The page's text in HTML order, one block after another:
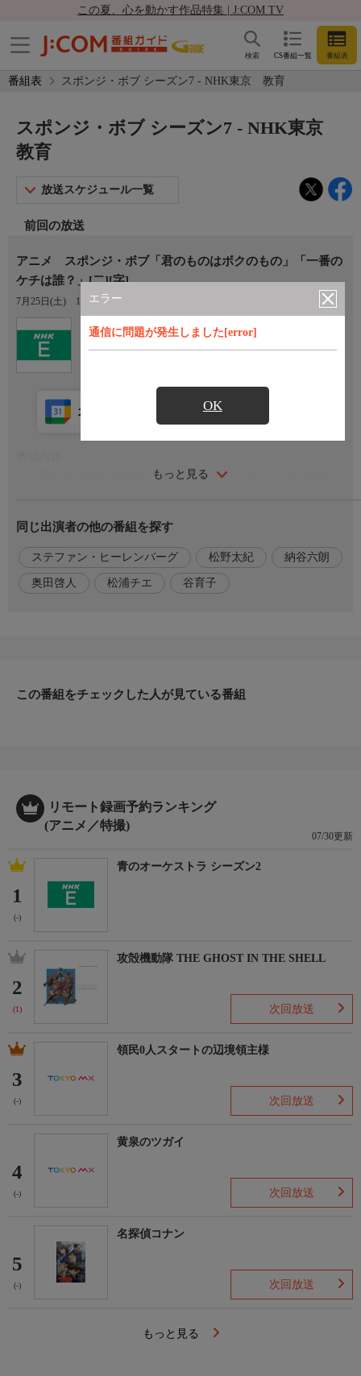
この夏、心を動かす作品特集 | J:COM TV
CS番組一覧 番組表
検索
番組表 スポンジ・ボブ シーズン7 - NHK東京 教育
エラー
通信に問題が発生しました[error]
OK
スポンジ・ボブ シーズン7 - NHK東京
教育
放送スケジュール一覧
前回の放送
アニメ スポンジ・ボブ「君のものはボクのもの」「一番の
ケチは誰？」[二][字]
7月25日(土) 17:55〜18:20
Ch.2
NHK東京 教育
もっと見る
カレンダー登録 アプリ視聴
▽「君のものはボクのもの」スポンジ・ボブは、バーガーのおも
カになる。 ▽「一番のケチは誰？」カーニさんがケチを競う賞
にノミネートされた。だが、他のノミネート者たちはケチのつわ
ものばかり。カーニさんは優勝のため、スポンジ・ボブにカー二
さんのケチさを誇張してアピールさせようとするが…。
【原案】ステファン・ヒーレンバーグ
同じ出演者の他の番組を探す
ステファン・ヒーレンバーグ 松野太紀 納谷六朗
奥田啓人 松浦チエ 谷育子
この番組をチェックした人が見ている番組
リモート録画予約ランキング
(アニメ／特撮)
07/30更新
1
(-)
青のオーケストラ シーズン2
2
(1)
攻殻機動隊 THE GHOST IN THE SHELL
次回放送
3
(-)
領民0人スタートの辺境領主様
次回放送
4
(-)
黄泉のツガイ
次回放送
5
(-)
名探偵コナン
次回放送
もっと見る